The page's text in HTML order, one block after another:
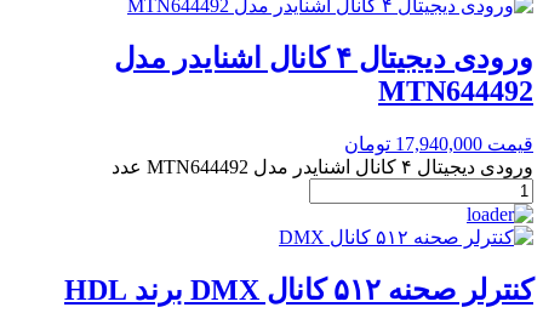
ورودی دیجیتال ۴ کانال اشنایدر مدل
MTN644492
قیمت 17,940,000 تومان
ورودی دیجیتال ۴ کانال اشنایدر مدل MTN644492 عدد
کنترلر صحنه ۵۱۲ کانال DMX برند HDL